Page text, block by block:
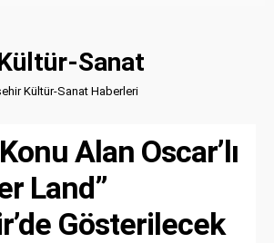
Sanat
Kültür-Sanat Haberleri
Alan Oscar’lı
Land”
Gösterilecek